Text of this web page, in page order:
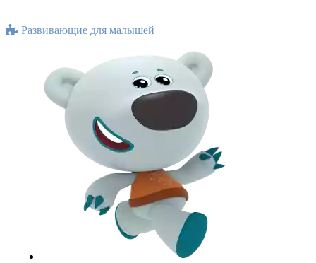
Развивающие для малышей